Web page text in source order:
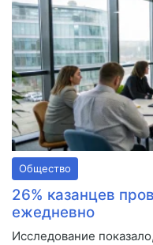
Общество
26% казанцев
ежедневно
Исследование